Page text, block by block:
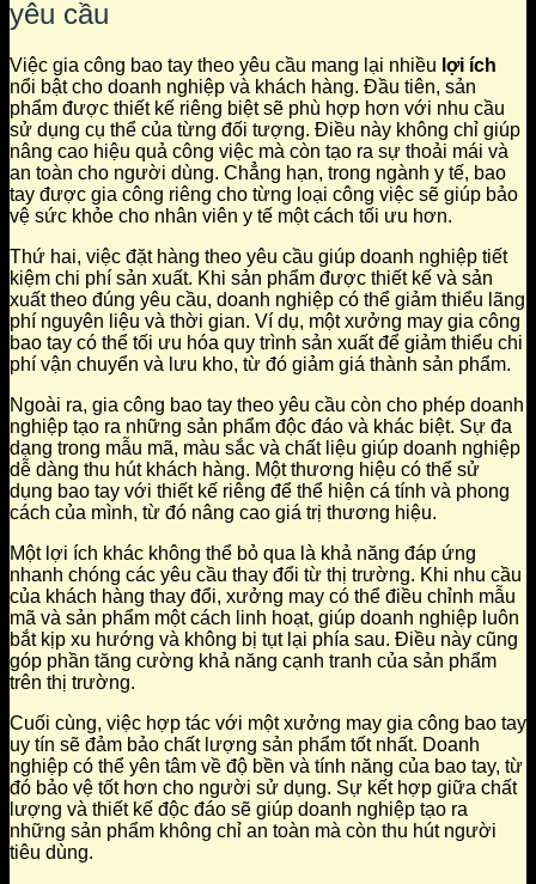
yêu cầu
Việc gia công bao tay theo yêu cầu mang lại nhiều lợi ích
nổi bật cho doanh nghiệp và khách hàng. Đầu tiên, sản
phẩm được thiết kế riêng biệt sẽ phù hợp hơn với nhu cầu
sử dụng cụ thể của từng đối tượng. Điều này không chỉ giúp
nâng cao hiệu quả công việc mà còn tạo ra sự thoải mái và
an toàn cho người dùng. Chẳng hạn, trong ngành y tế, bao
tay được gia công riêng cho từng loại công việc sẽ giúp bảo
vệ sức khỏe cho nhân viên y tế một cách tối ưu hơn.
Thứ hai, việc đặt hàng theo yêu cầu giúp doanh nghiệp tiết
kiệm chi phí sản xuất. Khi sản phẩm được thiết kế và sản
xuất theo đúng yêu cầu, doanh nghiệp có thể giảm thiểu lãng
phí nguyên liệu và thời gian. Ví dụ, một xưởng may gia công
bao tay có thể tối ưu hóa quy trình sản xuất để giảm thiểu chi
phí vận chuyển và lưu kho, từ đó giảm giá thành sản phẩm.
Ngoài ra, gia công bao tay theo yêu cầu còn cho phép doanh
nghiệp tạo ra những sản phẩm độc đáo và khác biệt. Sự đa
dạng trong mẫu mã, màu sắc và chất liệu giúp doanh nghiệp
dễ dàng thu hút khách hàng. Một thương hiệu có thể sử
dụng bao tay với thiết kế riêng để thể hiện cá tính và phong
cách của mình, từ đó nâng cao giá trị thương hiệu.
Một lợi ích khác không thể bỏ qua là khả năng đáp ứng
nhanh chóng các yêu cầu thay đổi từ thị trường. Khi nhu cầu
của khách hàng thay đổi, xưởng may có thể điều chỉnh mẫu
mã và sản phẩm một cách linh hoạt, giúp doanh nghiệp luôn
bắt kịp xu hướng và không bị tụt lại phía sau. Điều này cũng
góp phần tăng cường khả năng cạnh tranh của sản phẩm
trên thị trường.
Cuối cùng, việc hợp tác với một xưởng may gia công bao tay
uy tín sẽ đảm bảo chất lượng sản phẩm tốt nhất. Doanh
nghiệp có thể yên tâm về độ bền và tính năng của bao tay, từ
đó bảo vệ tốt hơn cho người sử dụng. Sự kết hợp giữa chất
lượng và thiết kế độc đáo sẽ giúp doanh nghiệp tạo ra
những sản phẩm không chỉ an toàn mà còn thu hút người
tiêu dùng.